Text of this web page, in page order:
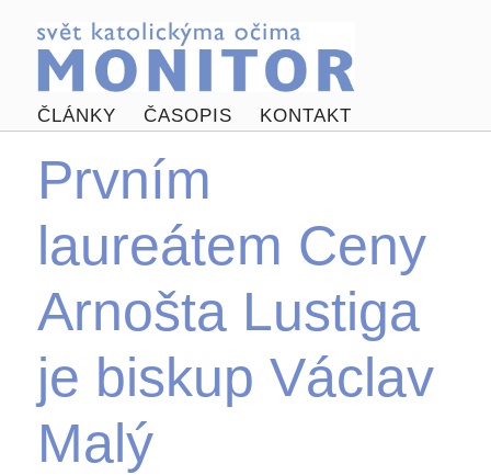
ČLÁNKY ČASOPIS KONTAKT
Prvním
laureátem Ceny
Arnošta Lustiga
je biskup Václav
Malý